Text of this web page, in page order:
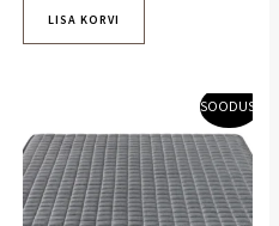
LISA KORVI
SOODUS!
oli:
117,00 €.
Praegune
on:
105,30 €.